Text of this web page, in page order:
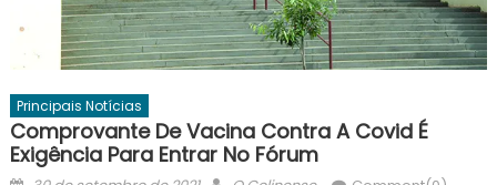
Principais Notícias
Comprovante De Vacina Contra A Covid É
Exigência Para Entrar No Fórum